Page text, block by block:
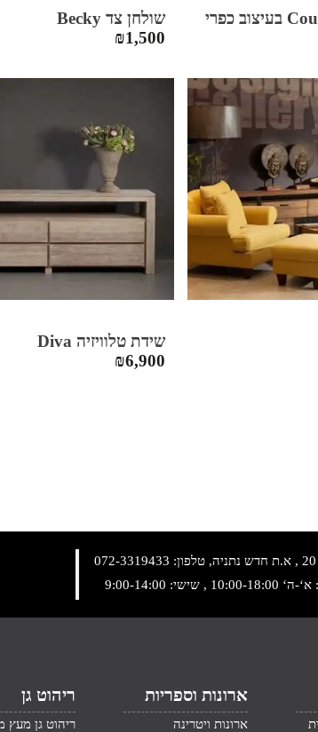
שולחן צד Becky
₪1,500
שידת טלוויזיה Diva
₪6,900
072-3319433
9:00-14:00
ארונות וספריות
ארונות ויטרינה
ריהוט גן
ריהוט גן מעץ